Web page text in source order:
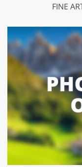
FINE